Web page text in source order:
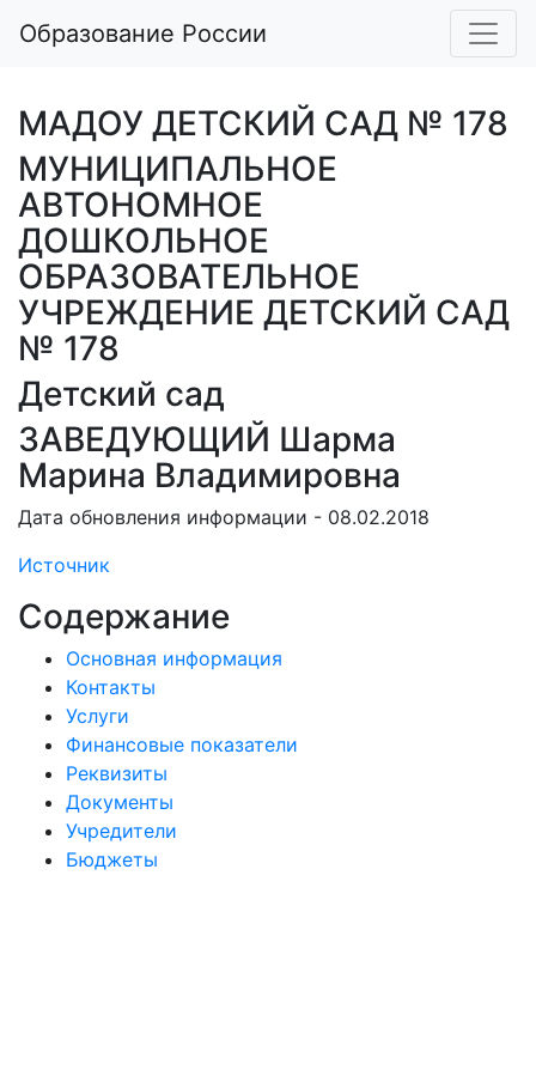
Образование России
МАДОУ ДЕТСКИЙ САД № 178
МУНИЦИПАЛЬНОЕ
АВТОНОМНОЕ
ДОШКОЛЬНОЕ
ОБРАЗОВАТЕЛЬНОЕ
УЧРЕЖДЕНИЕ ДЕТСКИЙ САД
№ 178
Детский сад
ЗАВЕДУЮЩИЙ Шарма
Марина Владимировна
Дата обновления информации - 08.02.2018
Источник
Содержание
Основная информация
Контакты
Услуги
Финансовые показатели
Реквизиты
Документы
Учредители
Бюджеты